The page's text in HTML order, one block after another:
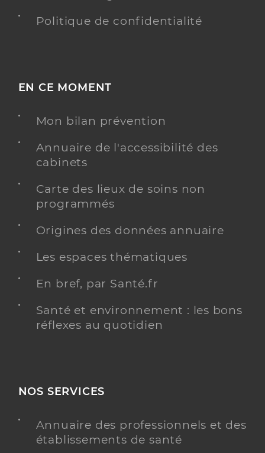
Politique de confidentialité
EN CE MOMENT
Mon bilan prévention
Annuaire de l'accessibilité des
cabinets
Carte des lieux de soins non
programmés
Origines des données annuaire
Les espaces thématiques
En bref, par Santé.fr
Santé et environnement : les bons
réflexes au quotidien
NOS SERVICES
Annuaire des professionnels et des
établissements de santé